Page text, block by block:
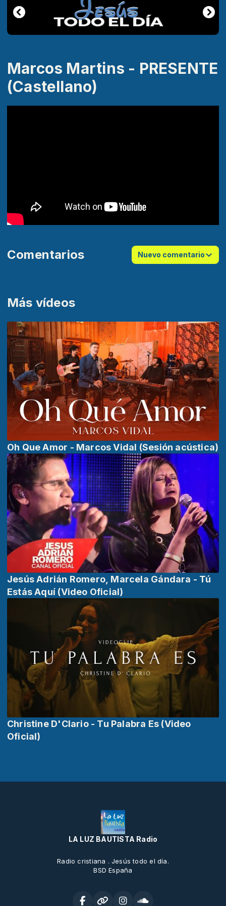
Marcos Martins - PRESENTE
(Castellano)
Más vídeos
Oh Que Amor - Marcos Vidal (Sesión acústica)
Jesús Adrián Romero, Marcela Gándara - Tú
Estás Aquí (Video Oficial)
Christine D'Clario - Tu Palabra Es (Video
Oficial)
Comentarios Nuevo comentario
LA LUZ BAUTISTA Radio
Radio cristiana . Jesús todo el día.
BSD España